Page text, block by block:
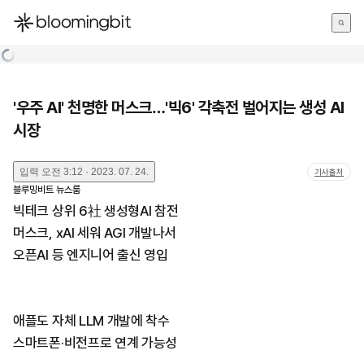
한국어
'우주 AI' 천명한 머스크…'빅6' 각축전 벌어지는 생성 AI
시장
입력 오전 3:12 · 2023. 07. 24. 기사출처
블루밍비트 뉴스룸
빅테크 상위 6社 생성형AI 참전
머스크, xAI 세워 AGI 개발나서
오픈AI 등 엔지니어 출신 영입
애플도 자체 LLM 개발에 착수
스마트폰·비전프로 연계 가능성